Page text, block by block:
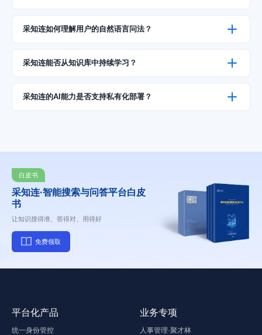
采知连如何理解用户的自然语言问法？
采知连能否从知识库中持续学习？
采知连的AI能力是否支持私有化部署？
白皮书
采知连·智能搜索与问答平台白皮
书
让知识搜得准、答得对、用得好
免费领取
平台化产品
统一身份管控
业务专项
人事管理·聚才林